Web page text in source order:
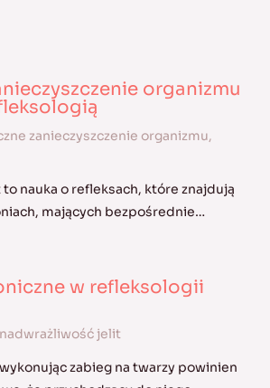
organizmu
zanieczyszczenie organizmu,
nauka o refleksach, które znajdują
mających bezpośrednie…
w refleksologii
nadwrażliwość jelit
zabieg na twarzy powinien